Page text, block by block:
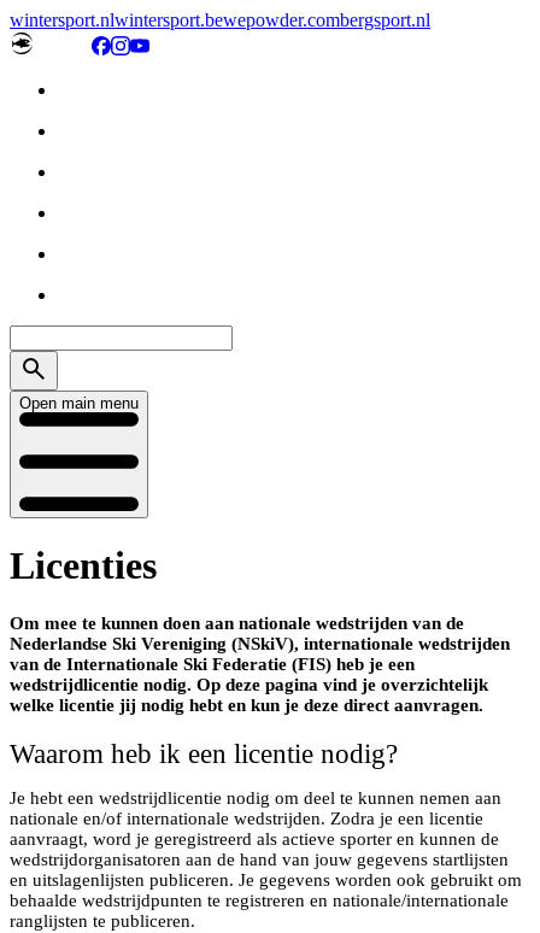
wintersport.nlwintersport.bewepowder.combergsport.nl
Open main menu
Licenties
Om mee te kunnen doen aan nationale wedstrijden van de
Nederlandse Ski Vereniging (NSkiV), internationale wedstrijden
van de Internationale Ski Federatie (FIS) heb je een
wedstrijdlicentie nodig. Op deze pagina vind je overzichtelijk
welke licentie jij nodig hebt en kun je deze direct aanvragen.
Waarom heb ik een licentie nodig?
Je hebt een wedstrijdlicentie nodig om deel te kunnen nemen aan
nationale en/of internationale wedstrijden. Zodra je een licentie
aanvraagt, word je geregistreerd als actieve sporter en kunnen de
wedstrijdorganisatoren aan de hand van jouw gegevens startlijsten
en uitslagenlijsten publiceren. Je gegevens worden ook gebruikt om
behaalde wedstrijdpunten te registreren en nationale/internationale
ranglijsten te publiceren.